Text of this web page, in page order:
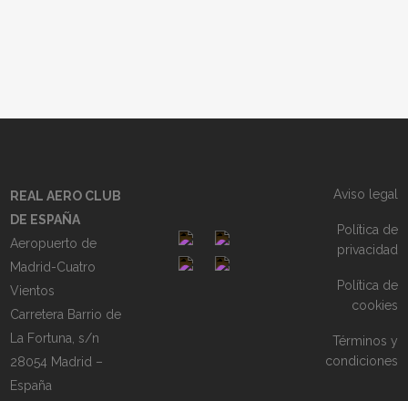
REAL AERO CLUB
DE ESPAÑA
Aeropuerto de
Madrid-Cuatro
Vientos
Carretera Barrio de
La Fortuna, s/n
28054 Madrid –
España
Aviso legal
Política de
privacidad
Política de
cookies
Términos y
condiciones